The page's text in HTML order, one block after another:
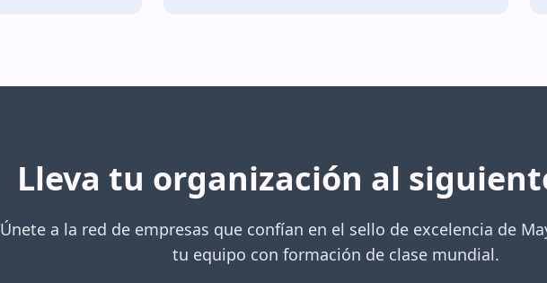
Lleva tu organización al
Únete a la red de empresas que confían en el sello de excelencia de
tu equipo con formación de clase mundial.